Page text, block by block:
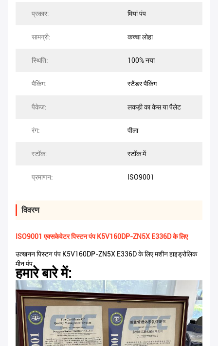
प्रकार: मियां पंप
सामग्री: कच्चा लोहा
स्थिति: 100% नया
पैकिंग: स्टैंडर पैकिंग
पैकेज: लकड़ी का केस या पैलेट
रंग: पीला
स्टॉक: स्टॉक में
प्रमाणन: ISO9001
विवरण
ISO9001 एक्सकेवेटर पिस्टन पंप K5V160DP-ZN5X E336D के लिए
उत्खनन पिस्टन पंप K5V160DP-ZN5X E336D के लिए मशीन हाइड्रोलिक
मीन पंप
हमारे बारे में: